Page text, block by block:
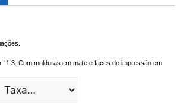
“1.3. Com molduras em mate e faces de impressão em